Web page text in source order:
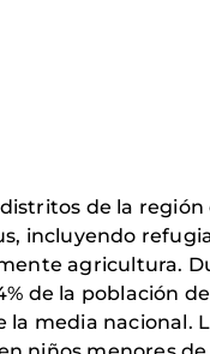
de la
incluyendo
agricultura.
de la población
media nacional.